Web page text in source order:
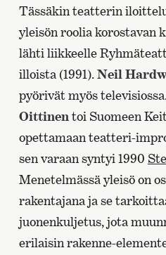
Tässäkin teatterin
yleisön roolia korostavan
lähti liikkeelle
illoista (1991).Neil
pyörivät myös
Oittinen toi Suomeen
opettamaan teatteri-
sen varaan syntyi 1990
Menetelmässä yleisö on
rakentajana ja se
juonenkuljetus, jota
erilaisin rakenne-